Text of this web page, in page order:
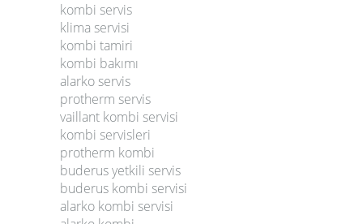
kombi servis
klima servisi
kombi tamiri
kombi bakımı
alarko servis
protherm servis
vaillant kombi servisi
kombi servisleri
protherm kombi
buderus yetkili servis
buderus kombi servisi
alarko kombi servisi